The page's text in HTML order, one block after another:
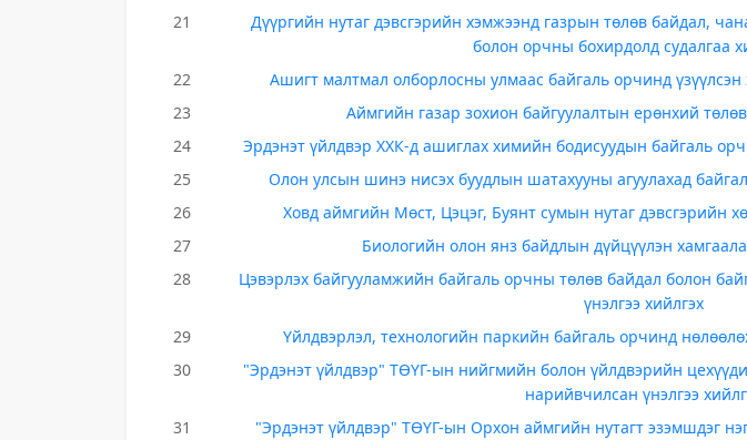
21
Дүүргийн нутаг дэвсгэрийн хэмжээнд газрын төлөв байдал,
болон орчны бохирдолд судалгаа
22 Ашигт малтмал олборлосны улмаас байгаль орчинд үзүүлсэн
23
Аймгийн газар зохион байгуулалтын ерөнхий
24
Эрдэнэт үйлдвэр ХХК-д ашиглах химийн бодисуудын байгаль
25
Олон улсын шинэ нисэх буудлын шатахууны агуулахад
26
Ховд аймгийн Мөст, Цэцэг, Буянт сумын нутаг дэвсгэрийн
27
Биологийн олон янз байдлын дүйцүүлэн
28
Цэвэрлэх байгууламжийн байгаль орчны төлөв байдал болон
үнэлгээ хийлгэх
29 Үйлдвэрлэл, технологийн паркийн байгаль орчинд
30
"Эрдэнэт үйлдвэр" ТӨҮГ-ын нийгмийн болон үйлдвэрийн
нарийвчилсан үнэлгээ
31
"Эрдэнэт үйлдвэр" ТӨҮГ-ын Орхон аймгийн нутагт эзэмшдэг